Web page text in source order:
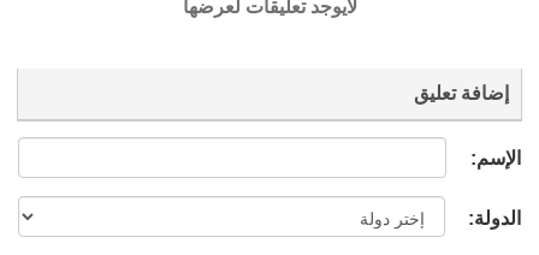
لايوجد تعليقات لعرضها
إضافة تعليق
الإسم:
الدولة: